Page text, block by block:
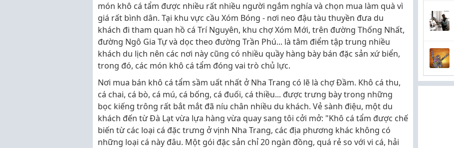
món khô cá tẩm được nhiều rất nhiều người ngắm nghía và chọn mua làm quà vì
giá rất bình dân. Tại khu vực cầu Xóm Bóng - nơi neo đậu tàu thuyền đưa du
khách đi tham quan hồ cá Trí Nguyên, khu chợ Xóm Mới, trên đường Thống Nhất,
đường Ngô Gia Tự và dọc theo đường Trần Phú... là tâm điểm tập trung nhiều
khách du lịch nên các nơi này cũng có nhiều quầy hàng bày bán đặc sản xứ biển,
trong đó, các món khô cá tẩm đóng vai trò chủ lực.
Nơi mua bán khô cá tẩm sầm uất nhất ở Nha Trang có lẽ là chợ Đầm. Khô cá thu,
cá chai, cá bò, cá mú, cá bống, cá đuối, cá thiều... được trưng bày trong những
bọc kiếng trông rất bắt mắt đã níu chân nhiều du khách. Vẻ sành điệu, một du
khách đến từ Đà Lạt vừa lựa hàng vừa quay sang tôi cởi mở: "Khô cá tẩm được chế
biến từ các loại cá đặc trưng ở vịnh Nha Trang, các địa phương khác không có
những loại cá này đâu. Một gói đặc sản chỉ 20 ngàn đồng, quá rẻ so với vi cá, hải